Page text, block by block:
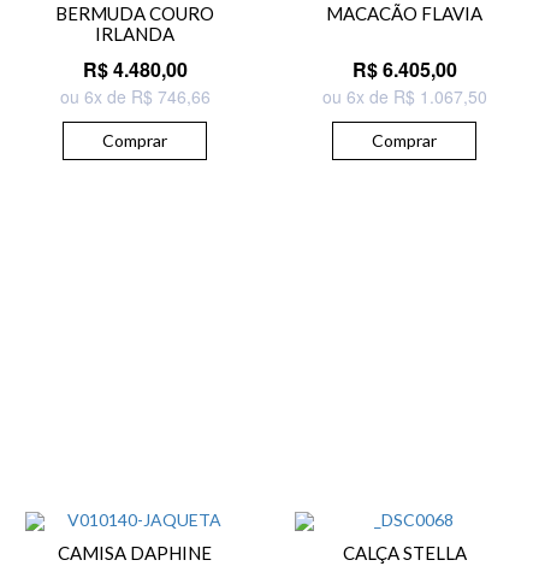
BERMUDA COURO
IRLANDA
R$ 4.480,00
ou 6x de R$ 746,66
Comprar
MACACÃO FLAVIA
R$ 6.405,00
ou 6x de R$ 1.067,50
Comprar
CAMISA DAPHINE CALÇA STELLA